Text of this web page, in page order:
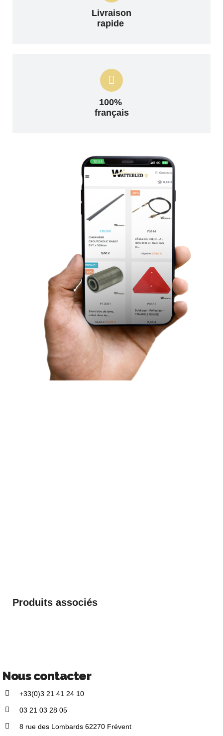
Livraison
rapide
100%
français
Produits associés
Nous contacter
+33(0)3 21 41 24 10
03 21 03 28 05
8 rue des Lombards 62270 Frévent